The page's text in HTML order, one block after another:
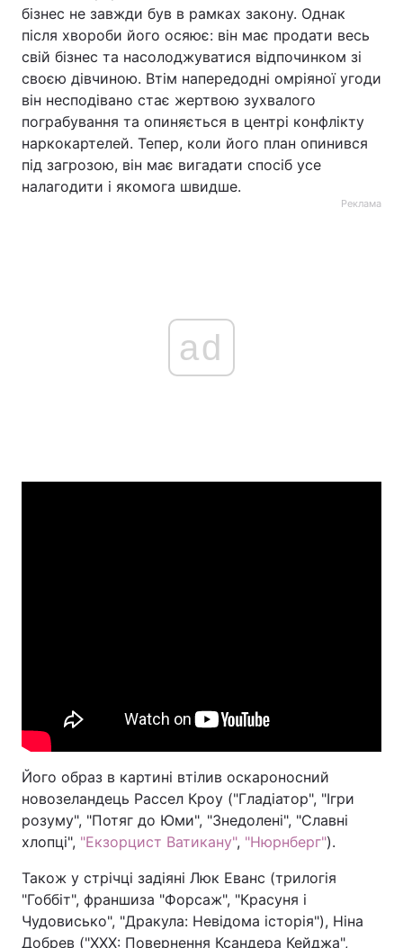
бізнес не завжди був в рамках закону. Однак
після хвороби його осяює: він має продати весь
свій бізнес та насолоджуватися відпочинком зі
своєю дівчиною. Втім напередодні омріяної угоди
він несподівано стає жертвою зухвалого
пограбування та опиняється в центрі конфлікту
наркокартелей. Тепер, коли його план опинився
під загрозою, він має вигадати спосіб усе
налагодити і якомога швидше.
Реклама
ad
Його образ в картині втілив оскароносний
новозеландець Рассел Кроу ("Гладіатор", "Ігри
розуму", "Потяг до Юми", "Знедолені", "Славні
хлопці", "Екзорцист Ватикану", "Нюрнберг").
Також у стрічці задіяні Люк Еванс (трилогія
"Гоббіт", франшиза "Форсаж", "Красуня і
Чудовисько", "Дракула: Невідома історія"), Ніна
Добрев ("ХХХ: Повернення Ксандера Кейджа",